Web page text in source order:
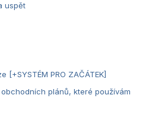
uspět
PRO ZAČÁTEK]
plánů, které používám